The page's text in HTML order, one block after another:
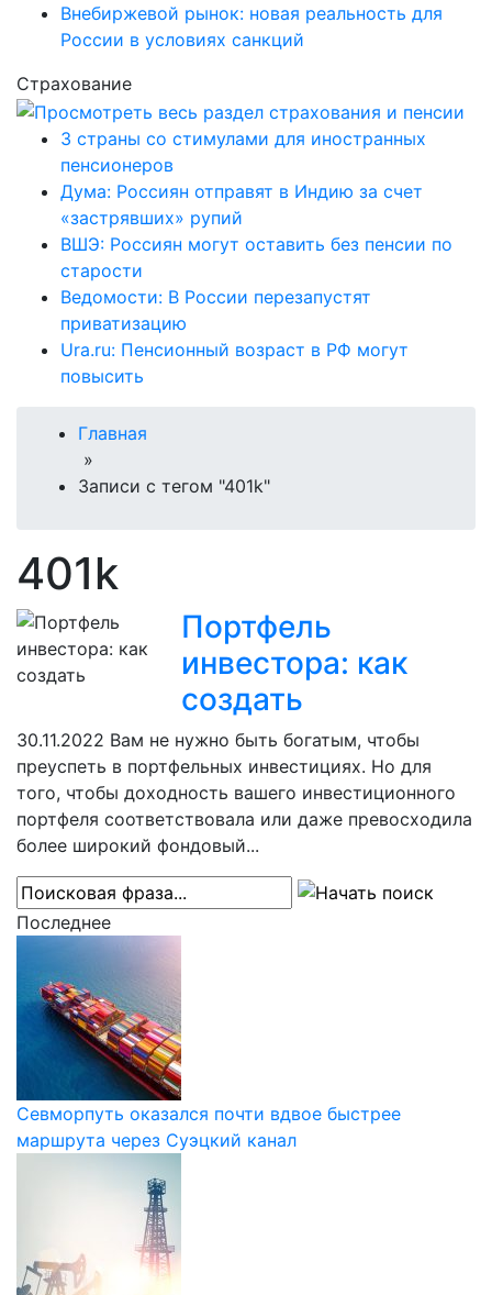
Внебиржевой рынок: новая реальность для
России в условиях санкций
Страхование
3 страны со стимулами для иностранных
пенсионеров
Дума: Россиян отправят в Индию за счет
«застрявших» рупий
ВШЭ: Россиян могут оставить без пенсии по
старости
Ведомости: В России перезапустят
приватизацию
Ura.ru: Пенсионный возраст в РФ могут
повысить
Главная
»
Записи с тегом "401k"
401k
Портфель
инвестора: как
создать
30.11.2022 Вам не нужно быть богатым, чтобы
преуспеть в портфельных инвестициях. Но для
того, чтобы доходность вашего инвестиционного
портфеля соответствовала или даже превосходила
более широкий фондовый...
Последнее
Севморпуть оказался почти вдвое быстрее
маршрута через Суэцкий канал